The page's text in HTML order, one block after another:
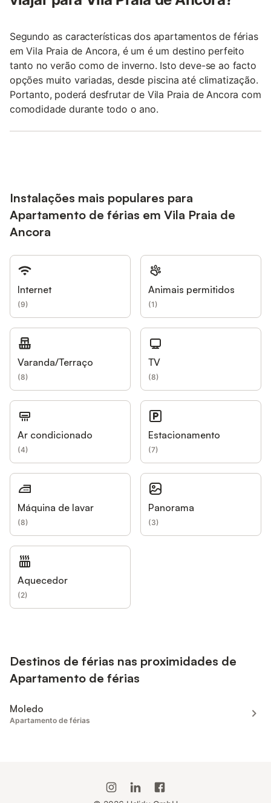
Segundo as características dos apartamentos de férias
em Vila Praia de Ancora, é um é um destino perfeito
tanto no verão como de inverno. Isto deve-se ao facto
opções muito variadas, desde piscina até climatização.
Portanto, poderá desfrutar de Vila Praia de Ancora com
comodidade durante todo o ano.
Instalações mais populares para
Apartamento de férias em Vila Praia de
Ancora
Internet
(9)
Animais permitidos
(1)
Varanda/Terraço
(8)
TV
(8)
Ar condicionado
(4)
Estacionamento
(7)
Máquina de lavar
(8)
Panorama
(3)
Aquecedor
(2)
Destinos de férias nas proximidades de
Apartamento de férias
Moledo
Apartamento de férias